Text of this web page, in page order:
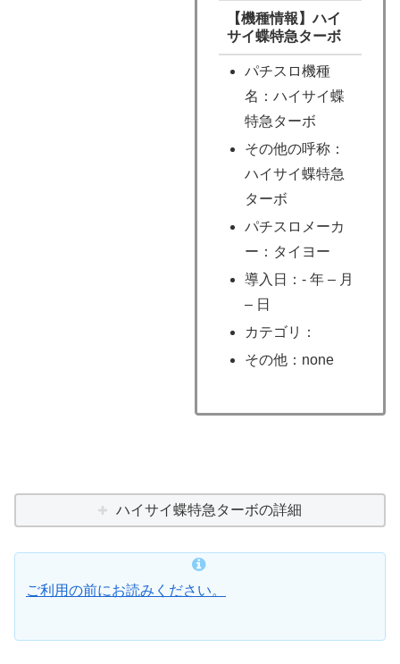
【機種情報】ハイ
サイ蝶特急ターボ
パチスロ機種
名：ハイサイ蝶
特急ターボ
その他の呼称：
ハイサイ蝶特急
ターボ
パチスロメーカ
ー：タイヨー
導入日：- 年 – 月
– 日
カテゴリ：
その他：none
ハイサイ蝶特急ターボの詳細
ご利用の前にお読みください。